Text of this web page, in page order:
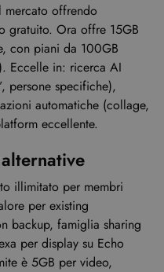
offrendo
gratuito. Ora offre 15GB
con piani da 100GB
Eccelle in: ricerca AI
persone specifiche),
automatiche (collage,
eccellente.
illimitato per membri
per existing
backup, famiglia sharing
per display su Echo
è 5GB per video,